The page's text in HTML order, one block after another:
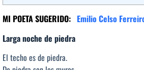
MI POETA SUGERIDO: Emilio Celso
Larga noche de piedra
El techo es de piedra.